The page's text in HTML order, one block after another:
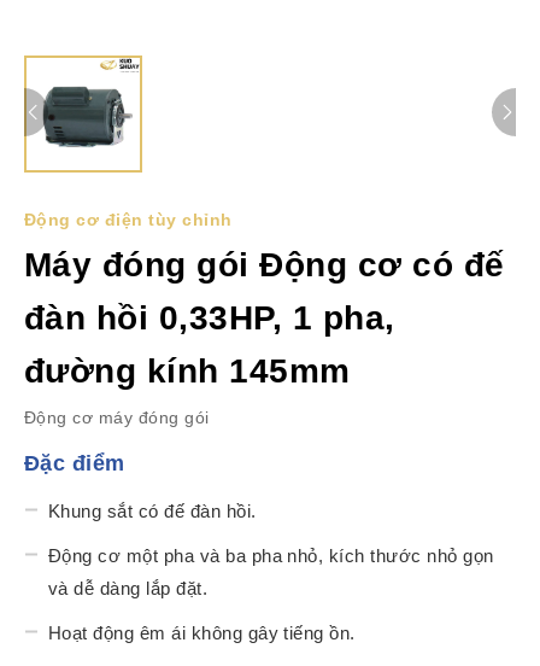
Động cơ điện tùy chỉnh
Máy đóng gói Động cơ có đế
đàn hồi 0,33HP, 1 pha,
đường kính 145mm
Động cơ máy đóng gói
Đặc điểm
Khung sắt có đế đàn hồi.
Động cơ một pha và ba pha nhỏ, kích thước nhỏ gọn
và dễ dàng lắp đặt.
Hoạt động êm ái không gây tiếng ồn.